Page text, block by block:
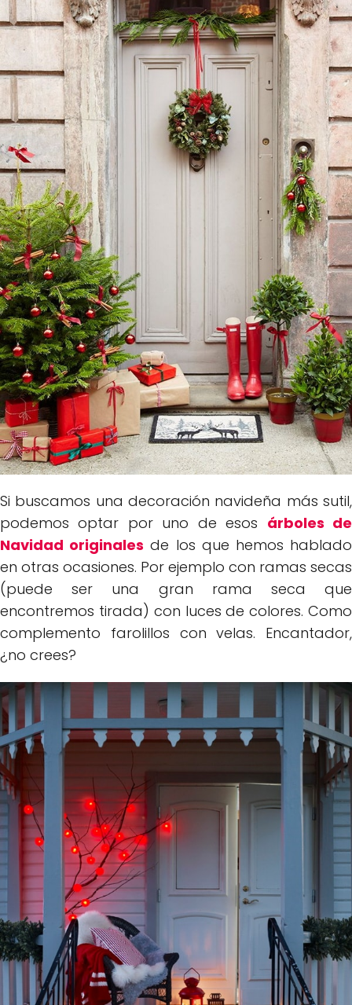
Si buscamos una decoración navideña más sutil,
podemos optar por uno de esos árboles de
Navidad originales de los que hemos hablado
en otras ocasiones. Por ejemplo con ramas secas
(puede ser una gran rama seca que
encontremos tirada) con luces de colores. Como
complemento farolillos con velas. Encantador,
¿no crees?